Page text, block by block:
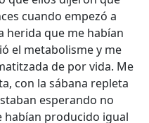
cuando empezó a
herida que me habían
el metabolisme y me
de por vida. Me
con la sábana repleta
esperando no
habían producido igual